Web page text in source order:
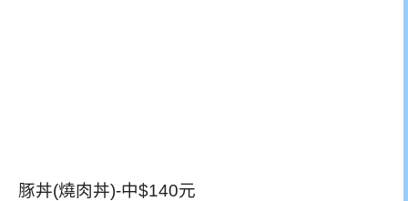
豚丼(燒肉丼)-中$140元